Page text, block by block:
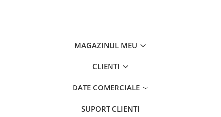
MAGAZINUL MEU
CLIENTI
DATE COMERCIALE
SUPORT CLIENTI